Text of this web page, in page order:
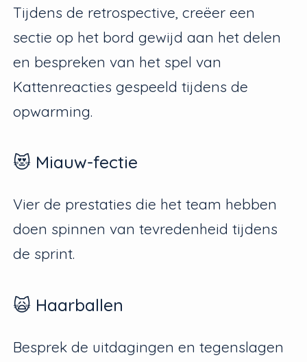
Tijdens de retrospective, creëer een
sectie op het bord gewijd aan het delen
en bespreken van het spel van
Kattenreacties gespeeld tijdens de
opwarming.
😻 Miauw-fectie
Vier de prestaties die het team hebben
doen spinnen van tevredenheid tijdens
de sprint.
🙀 Haarballen
Besprek de uitdagingen en tegenslagen